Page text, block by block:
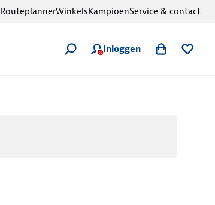
Inloggen
RouteplannerWinkelsKampioenService & contact